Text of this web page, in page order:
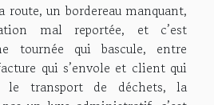
un bordereau manquant,
mal reportée, et c’est
tournée qui bascule, entre
qui s’envole et client qui
le transport de déchets, la